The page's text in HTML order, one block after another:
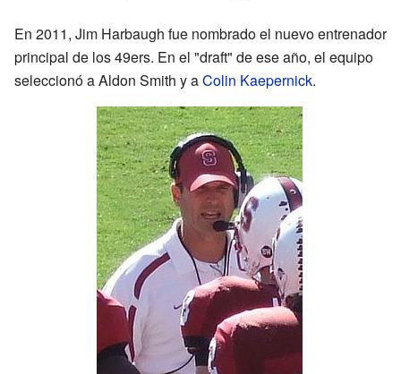
En 2011, Jim Harbaugh fue nombrado el nuevo entrenador
principal de los 49ers. En el "draft" de ese año, el equipo
seleccionó a Aldon Smith y aColin Kaepernick.